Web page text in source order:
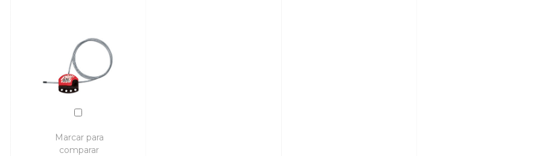
Marcar para
comparar